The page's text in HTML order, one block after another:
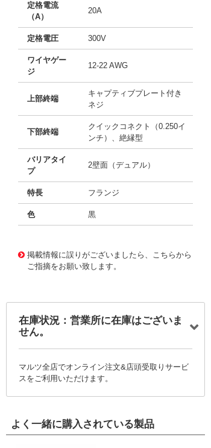
定格電流
（A）
20A
定格電圧 300V
ワイヤゲー
ジ
12-22 AWG
上部終端
キャプティブプレート付き
ネジ
下部終端
クイックコネクト（0.250イ
ンチ）、絶縁型
バリアタイ
プ
2壁面（デュアル）
特長 フランジ
色 黒
掲載情報に誤りがございましたら、こちらから
ご指摘をお願い致します。
在庫状況：営業所に在庫はございま
せん。
マルツ全店でオンライン注文&店頭受取りサービ
スをご利用いただけます。
よく一緒に購入されている製品